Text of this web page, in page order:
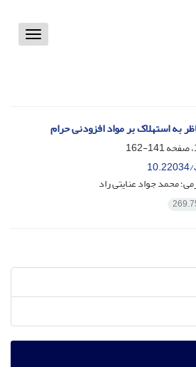
Toggle
به استهلاک بر مواد افزودنی حرام
141-162
محمد جواد عنایتی راد